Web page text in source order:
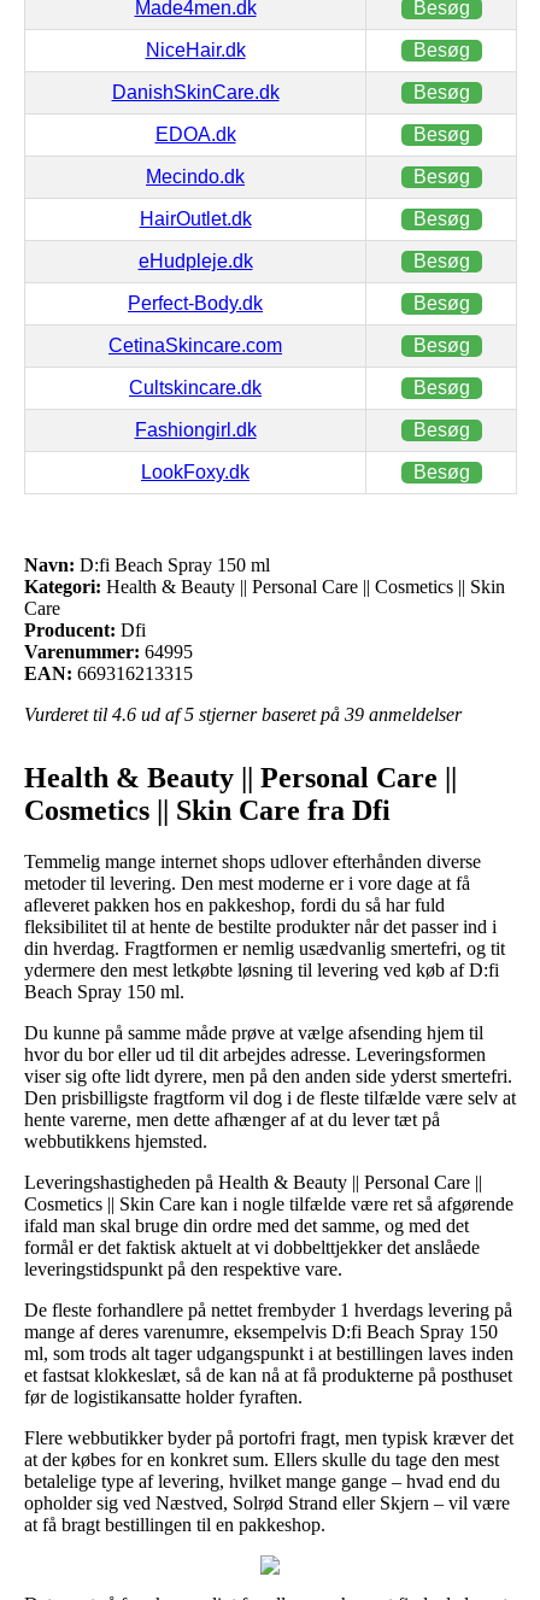
Made4men.dk Besøg
NiceHair.dk Besøg
DanishSkinCare.dk Besøg
EDOA.dk Besøg
Mecindo.dk Besøg
HairOutlet.dk Besøg
eHudpleje.dk Besøg
Perfect-Body.dk Besøg
CetinaSkincare.com Besøg
Cultskincare.dk Besøg
Fashiongirl.dk Besøg
LookFoxy.dk Besøg
Navn: D:fi Beach Spray 150 ml
Kategori: Health & Beauty || Personal Care || Cosmetics || Skin
Care
Producent: Dfi
Varenummer: 64995
EAN: 669316213315
Vurderet til 4.6 ud af 5 stjerner baseret på 39 anmeldelser
Health & Beauty || Personal Care ||
Cosmetics || Skin Care fra Dfi
Temmelig mange internet shops udlover efterhånden diverse
metoder til levering. Den mest moderne er i vore dage at få
afleveret pakken hos en pakkeshop, fordi du så har fuld
fleksibilitet til at hente de bestilte produkter når det passer ind i
din hverdag. Fragtformen er nemlig usædvanlig smertefri, og tit
ydermere den mest letkøbte løsning til levering ved køb af D:fi
Beach Spray 150 ml.
Du kunne på samme måde prøve at vælge afsending hjem til
hvor du bor eller ud til dit arbejdes adresse. Leveringsformen
viser sig ofte lidt dyrere, men på den anden side yderst smertefri.
Den prisbilligste fragtform vil dog i de fleste tilfælde være selv at
hente varerne, men dette afhænger af at du lever tæt på
webbutikkens hjemsted.
Leveringshastigheden på Health & Beauty || Personal Care ||
Cosmetics || Skin Care kan i nogle tilfælde være ret så afgørende
ifald man skal bruge din ordre med det samme, og med det
formål er det faktisk aktuelt at vi dobbelttjekker det anslåede
leveringstidspunkt på den respektive vare.
De fleste forhandlere på nettet frembyder 1 hverdags levering på
mange af deres varenumre, eksempelvis D:fi Beach Spray 150
ml, som trods alt tager udgangspunkt i at bestillingen laves inden
et fastsat klokkeslæt, så de kan nå at få produkterne på posthuset
før de logistikansatte holder fyraften.
Flere webbutikker byder på portofri fragt, men typisk kræver det
at der købes for en konkret sum. Ellers skulle du tage den mest
betalelige type af levering, hvilket mange gange – hvad end du
opholder sig ved Næstved, Solrød Strand eller Skjern – vil være
at få bragt bestillingen til en pakkeshop.